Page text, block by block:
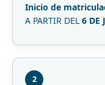
Inicio de
A PARTIR DEL 6 DE
2